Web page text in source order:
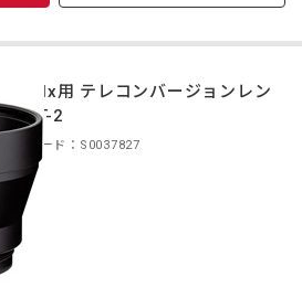
GR IIIx用 テレコンバージョンレン
ズ GT-2
商品コード：S0037827